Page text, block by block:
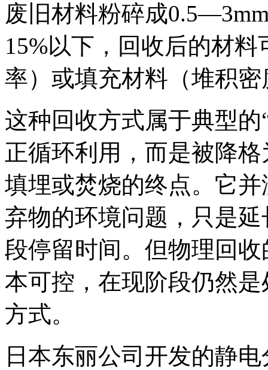
废旧材料粉碎成
15%以下，回收后的材
率）或填充材料（堆积密
这种回收方式属于典型
正循环利用，而是被降
填埋或焚烧的终点。它
弃物的环境问题，只是
段停留时间。但物理回
本可控，在现阶段仍然
方式。
日本东丽公司开发的静